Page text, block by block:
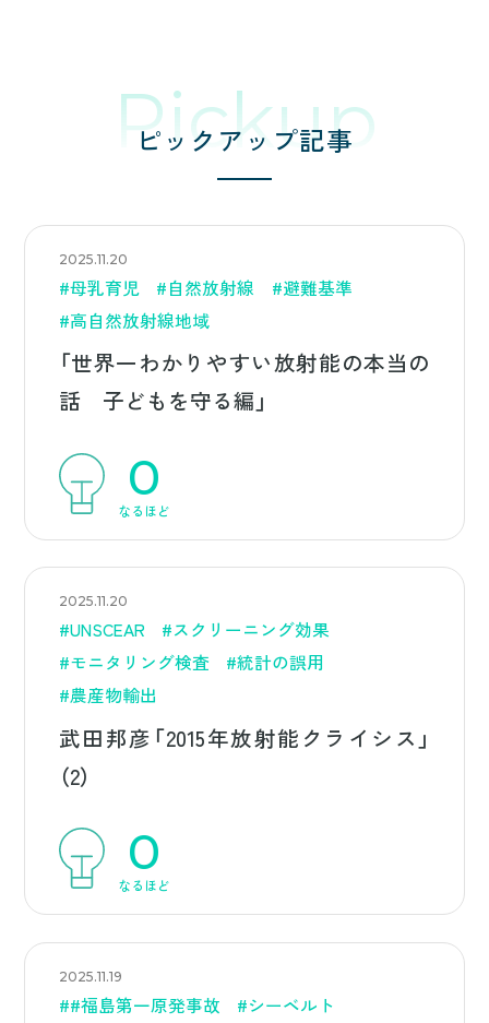
ピックアップ記事
Pickup
2025.11.20
#母乳育児 #自然放射線
#避難基準
#高自然放射線地域
「世界一わかりやすい放射能の本当の
話 子どもを守る編」
0
なるほど
2025.11.20
#UNSCEAR
#スクリーニング効果
#モニタリング検査
#統計の誤用
#農産物輸出
武田邦彦「2015年放射能クライシス」
（2）
0
なるほど
2025.11.19
##福島第一原発事故
#シーベルト